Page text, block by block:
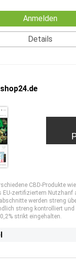
Anmelden
Details
CBD-Produkte
EU-zertifiziertem
werden streng
streng kontrolliert
strikt eingehalten.